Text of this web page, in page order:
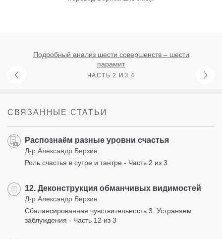
Подробный анализ шести совершенств – шести
парамит
ЧАСТЬ 2 ИЗ 4
СВЯЗАННЫЕ СТАТЬИ
Распознаём разные уровни счастья
Д-р Александр Берзин
Роль счастья в сутре и тантре - Часть 2 из 3
12. Деконструкция обманчивых видимостей
Д-р Александр Берзин
Сбалансированная чувствительность 3: Устраняем
заблуждения - Часть 12 из 3